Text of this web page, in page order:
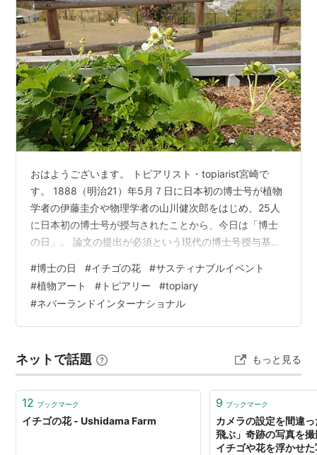
おはようございます。 トピアリスト・topiarist宮崎で
す。 1888（明治21）年5月７日に日本初の博士号が植物
学者の伊藤圭介や物理学者の山川健次郎をはじめ、25人
に日本初の博士号が授与されたことから、今日は「博士
の日」。 論文の提出が必須という現代の博士号授与基準
り）。 そして今日の誕生花はイチゴ。 イチゴの花は小さ
くてとても可憐ですよね。 今週も（といってももう木曜
ですが(笑)）ゴキゲンで♪ イチゴの花 オランダイチゴ 流
通名：天使のイチゴ 「語り」「動き」「輝く」【次世代
#博士の日 #イチゴの花 #サスティナブルイベント
#植物アート # トピアリー #topiary
#ネバーランドインターナショナル
ネットで話題 もっと見る
12 ブックマーク
イチゴの花 - Ushidama Farm
9 ブックマーク
カメラの設定を間違
飛ぶ」奇跡の写真を
イチゴや花を浮かせ